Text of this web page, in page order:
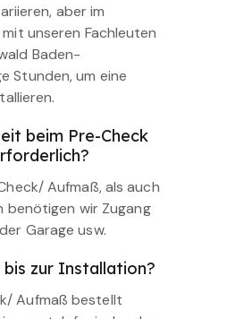
aber im
unseren Fachleuten
Baden-
Stunden, um eine
beim Pre-Check
Aufmaß, als auch
wir Zugang
Garage usw.
zur Installation?
Aufmaß bestellt